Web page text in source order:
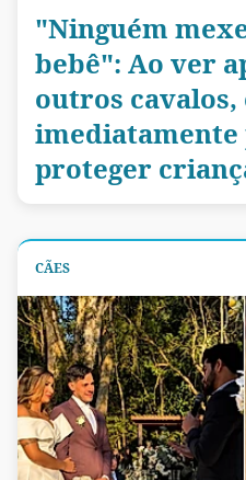
"Ninguém
bebê": Ao ver
outros cavalos,
imediatamente
proteger
CÃES